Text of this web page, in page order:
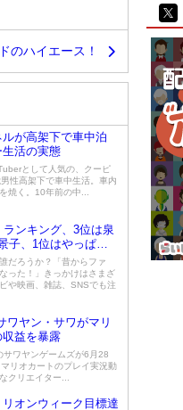
のハイエース！
が高架下で車中泊
活の実態
として人気の、クーピ
性高架下で車中生活。車内
焼く。10年前の中...
ンキング、3位は泉
子、1位はやっぱり
だろうか？「昔からファ
った！」きっかけはさまざ
や映画、雑誌、SNSでも注
ワヤン・サワがマリ
益を暴露
ワヤンゲームズが6月28
リオカートのプレイ実況動
クリエイター...
オンウィーク目標達